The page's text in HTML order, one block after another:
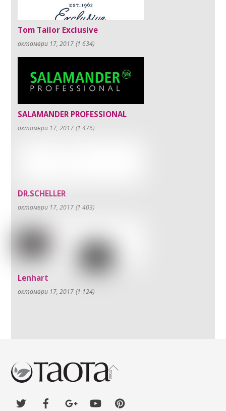
Tom Tailor Exclusive
октомври 17, 2017 (1 634)
SALAMANDER PROFESSIONAL
октомври 17, 2017 (1 476)
DR.SCHELLER
октомври 17, 2017 (1 403)
Lenhart
октомври 17, 2017 (1 124)
Back